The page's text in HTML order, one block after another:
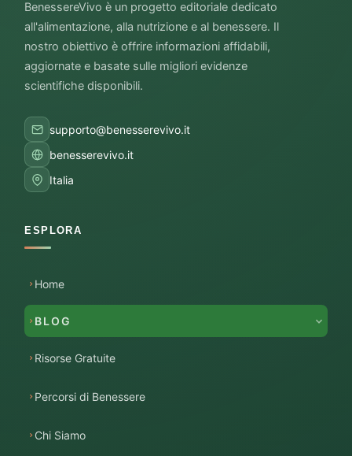
BenessereVivo è un progetto editoriale dedicato
all'alimentazione, alla nutrizione e al benessere. Il
nostro obiettivo è offrire informazioni affidabili,
aggiornate e basate sulle migliori evidenze
scientifiche disponibili.
supporto@benesserevivo.it
benesserevivo.it
Italia
ESPLORA
Home
BLOG
Risorse Gratuite
Percorsi di Benessere
Chi Siamo